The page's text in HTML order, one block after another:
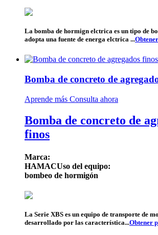
La bomba de hormign elctrica es un tipo de
adopta una fuente de energa elctrica ...
Bomba de concreto de
Aprende más Consulta ahora
Bomba de concreto de
finos
Marca:
HAMACUso del equipo:
bombeo de hormigón
La Serie XBS es un equipo de transporte de
desarrollado por las característica...Obtener